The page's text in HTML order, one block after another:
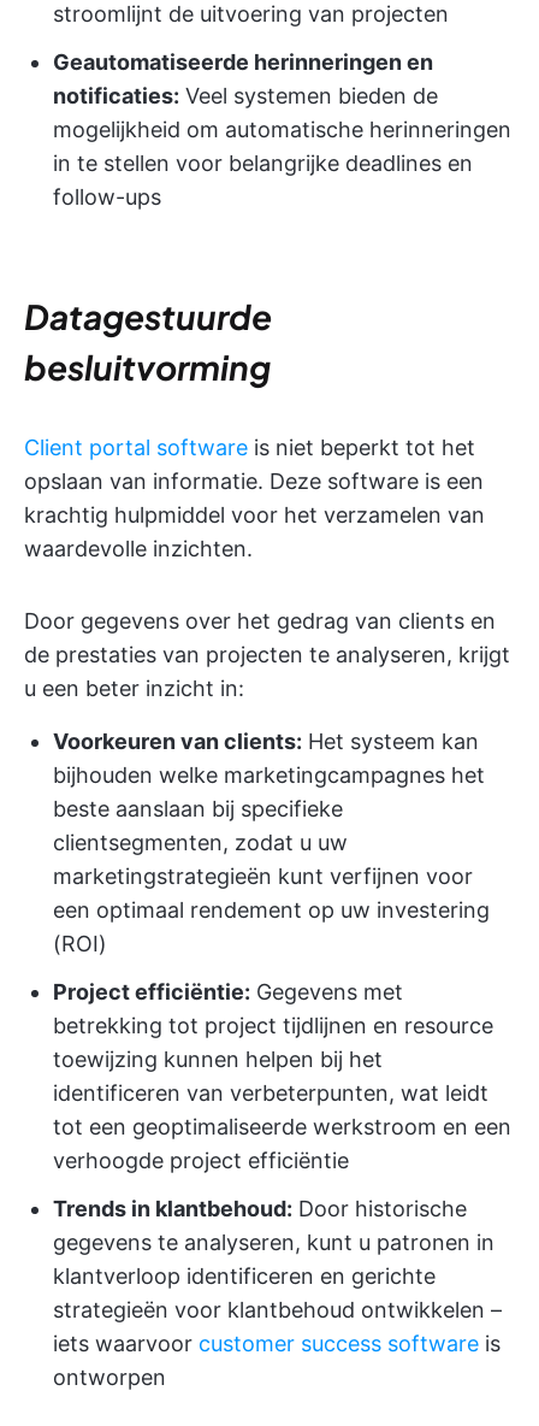
stroomlijnt de uitvoering van projecten
Geautomatiseerde herinneringen en
notificaties: Veel systemen bieden de
mogelijkheid om automatische herinneringen
in te stellen voor belangrijke deadlines en
follow-ups
Datagestuurde
besluitvorming
Client portal software is niet beperkt tot het
opslaan van informatie. Deze software is een
krachtig hulpmiddel voor het verzamelen van
waardevolle inzichten.
Door gegevens over het gedrag van clients en
de prestaties van projecten te analyseren, krijgt
u een beter inzicht in:
Voorkeuren van clients: Het systeem kan
bijhouden welke marketingcampagnes het
beste aanslaan bij specifieke
clientsegmenten, zodat u uw
marketingstrategieën kunt verfijnen voor
een optimaal rendement op uw investering
(ROI)
Project efficiëntie: Gegevens met
betrekking tot project tijdlijnen en resource
toewijzing kunnen helpen bij het
identificeren van verbeterpunten, wat leidt
tot een geoptimaliseerde werkstroom en een
verhoogde project efficiëntie
Trends in klantbehoud: Door historische
gegevens te analyseren, kunt u patronen in
klantverloop identificeren en gerichte
strategieën voor klantbehoud ontwikkelen –
iets waarvoor customer success software is
ontworpen